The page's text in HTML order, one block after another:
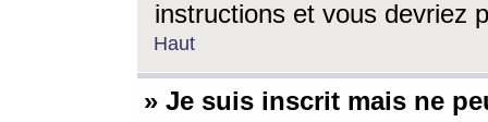
instructions et vous devriez
Haut
» Je suis inscrit mais ne